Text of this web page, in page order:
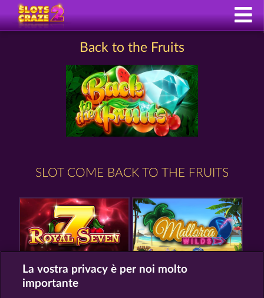
Back to the Fruits
SLOT COME BACK TO THE FRUITS
ROYAL SEVEN MALLORCA WILDS
La vostra privacy è per noi molto
importante